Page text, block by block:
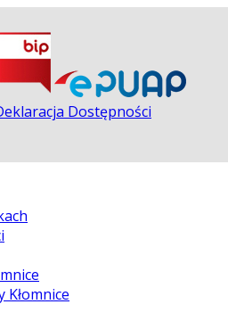
Dostępności
Kłomnice